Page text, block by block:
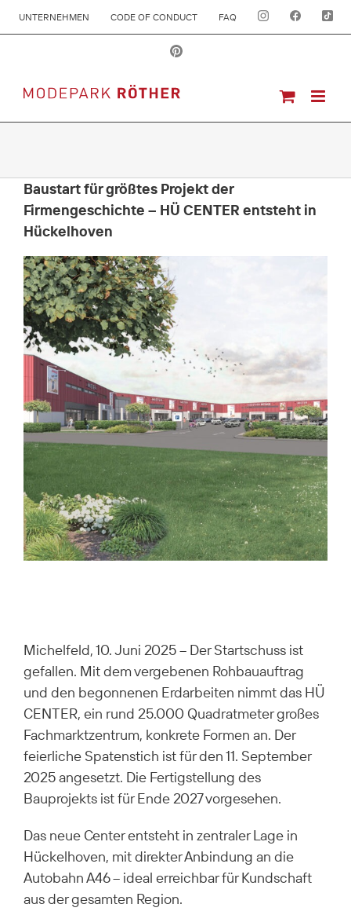
UNTERNEHMEN CODE OF CONDUCT FAQ
Baustart für größtes Projekt der
Firmengeschichte – HÜ CENTER entsteht in
Hückelhoven
Michelfeld, 10. Juni 2025 – Der Startschuss ist
gefallen. Mit dem vergebenen Rohbauauftrag
und den begonnenen Erdarbeiten nimmt das HÜ
CENTER, ein rund 25.000 Quadratmeter großes
Fachmarktzentrum, konkrete Formen an. Der
feierliche Spatenstich ist für den 11. September
2025 angesetzt. Die Fertigstellung des
Bauprojekts ist für Ende 2027 vorgesehen.
Das neue Center entsteht in zentraler Lage in
Hückelhoven, mit direkter Anbindung an die
Autobahn A46 – ideal erreichbar für Kundschaft
aus der gesamten Region.